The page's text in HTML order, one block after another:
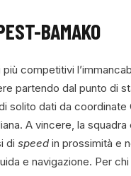
BAMAKO
competitivi
partendo dal punto di
solito dati da coordinate
A vincere, la
di speed in prossimità e
e navigazione. Per